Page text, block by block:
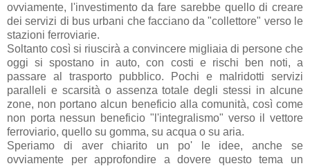
ovviamente, l'investimento da fare sarebbe quello di creare
dei servizi di bus urbani che facciano da "collettore" verso le
stazioni ferroviarie.
Soltanto così si riuscirà a convincere migliaia di persone che
oggi si spostano in auto, con costi e rischi ben noti, a
passare al trasporto pubblico. Pochi e malridotti servizi
paralleli e scarsità o assenza totale degli stessi in alcune
zone, non portano alcun beneficio alla comunità, così come
non porta nessun beneficio "l'integralismo" verso il vettore
ferroviario, quello su gomma, su acqua o su aria.
Speriamo di aver chiarito un po' le idee, anche se
ovviamente per approfondire a dovere questo tema un